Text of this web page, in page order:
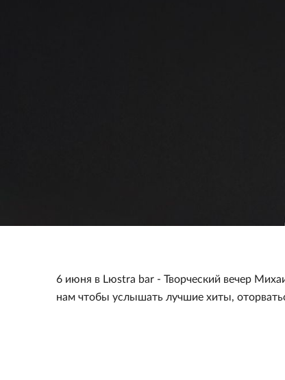
6 июня в Lюstra bar - Творческий вечер
нам чтобы услышать лучшие хиты,